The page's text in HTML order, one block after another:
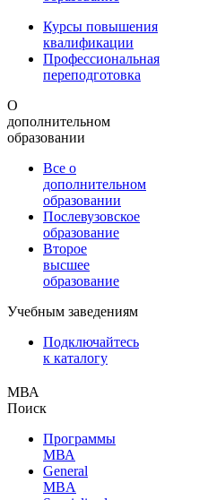
Курсы повышения
квалификации
Профессиональная
переподготовка
О
дополнительном
образовании
Все о
дополнительном
образовании
Послевузовское
образование
Второе
высшее
образование
Учебным заведениям
Подключайтесь
к каталогу
МВА
Поиск
Программы
МВА
General
MBA